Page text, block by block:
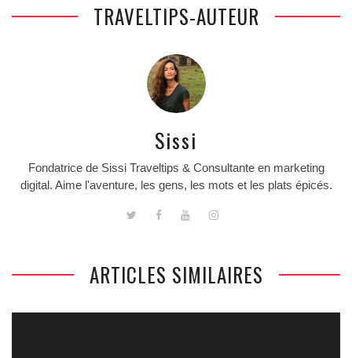
TRAVELTIPS-AUTEUR
Sissi
Fondatrice de Sissi Traveltips & Consultante en marketing
digital. Aime l'aventure, les gens, les mots et les plats épicés.
ARTICLES SIMILAIRES